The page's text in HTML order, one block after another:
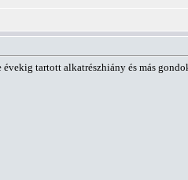
tartott alkatrészhiány és más